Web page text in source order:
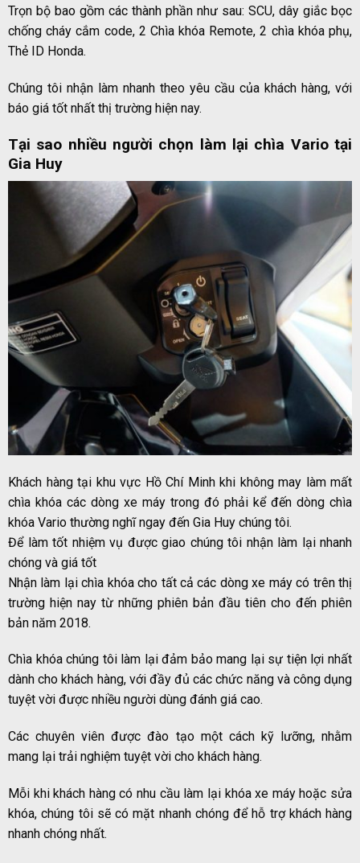
Trọn bộ bao gồm các thành phần như sau: SCU, dây giắc bọc
chống cháy cắm code, 2 Chìa khóa Remote, 2 chìa khóa phụ,
Thẻ ID Honda.
Chúng tôi nhận làm nhanh theo yêu cầu của khách hàng, với
báo giá tốt nhất thị trường hiện nay.
Tại sao nhiều người chọn làm lại chìa Vario tại
Gia Huy
Khách hàng tại khu vực Hồ Chí Minh khi không may làm mất
chìa khóa các dòng xe máy trong đó phải kể đến dòng chìa
khóa Vario thường nghĩ ngay đến Gia Huy chúng tôi.
Để làm tốt nhiệm vụ được giao chúng tôi nhận làm lại nhanh
chóng và giá tốt
Nhận làm lại chìa khóa cho tất cả các dòng xe máy có trên thị
trường hiện nay từ những phiên bản đầu tiên cho đến phiên
bản năm 2018.
Chìa khóa chúng tôi làm lại đảm bảo mang lại sự tiện lợi nhất
dành cho khách hàng, với đầy đủ các chức năng và công dụng
tuyệt vời được nhiều người dùng đánh giá cao.
Các chuyên viên được đào tạo một cách kỹ lưỡng, nhằm
mang lại trải nghiệm tuyệt vời cho khách hàng.
Mỗi khi khách hàng có nhu cầu làm lại khóa xe máy hoặc sửa
khóa, chúng tôi sẽ có mặt nhanh chóng để hỗ trợ khách hàng
nhanh chóng nhất.